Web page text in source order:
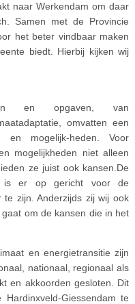
naar Werkendam om daar
Samen met de Provincie
het beter vindbaar maken
biedt. Hierbij kijken wij
en opgaven, van
omvatten een
en mogelijk-heden. Voor
mogelijkheden niet alleen
ze juist ook kansen.De
is er op gericht voor de
zijn. Anderzijds zij wij ook
om de kansen die in het
en energietransitie zijn
nationaal, regionaal als
en akkoorden gesloten. Dit
Giessendam te